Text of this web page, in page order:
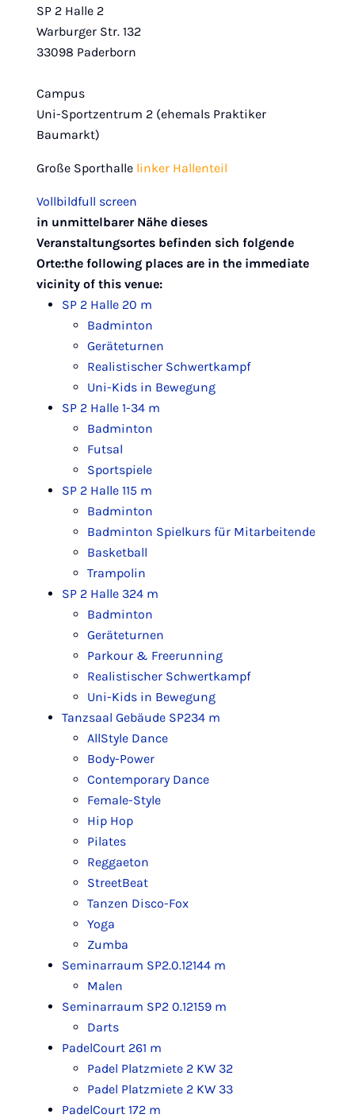
SP 2 Halle 2
Warburger Str. 132
33098 Paderborn
Campus
Uni-Sportzentrum 2 (ehemals Praktiker
Baumarkt)
Große Sporthalle linker Hallenteil
Vollbildfull screen
+
−
Leaflet|Map data ©
in unmittelbarer Nähe dieses
Veranstaltungsortes befinden sich folgende
Orte:the following places are in the immediate
vicinity of this venue:
SP 2 Halle 20 m
Badminton
Geräteturnen
Realistischer Schwertkampf
Uni-Kids in Bewegung
SP 2 Halle 1-34 m
Badminton
Futsal
Sportspiele
SP 2 Halle 115 m
Badminton
Badminton Spielkurs für Mitarbeitende
Basketball
Trampolin
SP 2 Halle 324 m
Badminton
Geräteturnen
Parkour & Freerunning
Realistischer Schwertkampf
Uni-Kids in Bewegung
Tanzsaal Gebäude SP234 m
AllStyle Dance
Body-Power
Contemporary Dance
Female-Style
Hip Hop
Pilates
Reggaeton
StreetBeat
Tanzen Disco-Fox
Yoga
Zumba
Seminarraum SP2.0.12144 m
Malen
Seminarraum SP2 0.12159 m
Darts
PadelCourt 261 m
Padel Platzmiete 2 KW 32
Padel Platzmiete 2 KW 33
PadelCourt 172 m